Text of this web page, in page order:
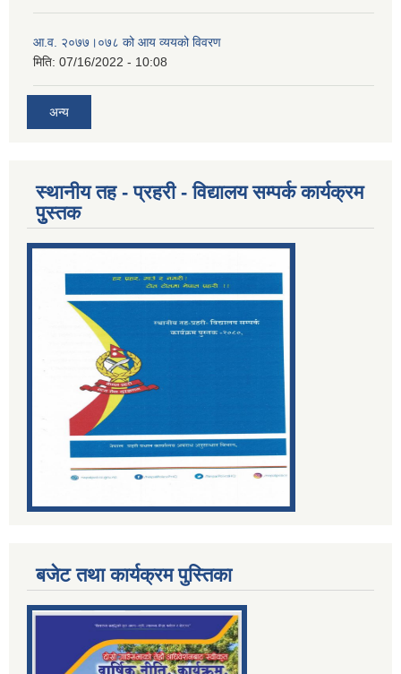
आ.व. २०७७।०७८ को आय व्ययको विवरण
मिति: 07/16/2022 - 10:08
अन्य
स्थानीय तह - प्रहरी - विद्यालय सम्पर्क कार्यक्रम
पुुस्तक
बजेट तथा कार्यक्रम पुस्तिका